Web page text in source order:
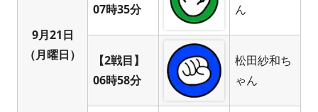
9月21日
（月曜日）
07時35分
ん
【2戦目】
06時58分
松田紗和ち
ゃん